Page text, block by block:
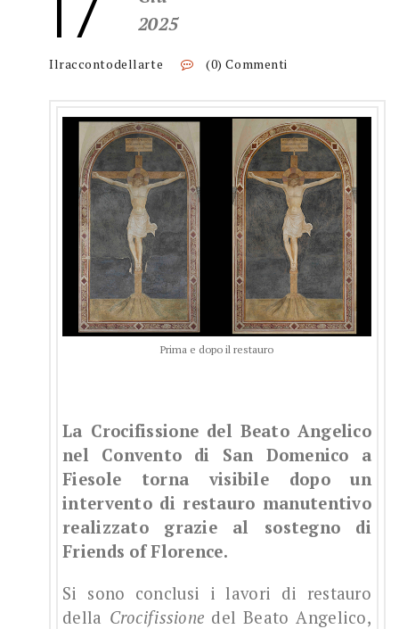
2025
Ilraccontodellarte (0) Commenti
Prima e dopo il restauro
La Crocifissione del Beato Angelico
nel Convento di San Domenico a
Fiesole torna visibile dopo un
intervento di restauro manutentivo
realizzato grazie al sostegno di
Friends of Florence.
Si sono conclusi i lavori di restauro
della Crocifissione del Beato Angelico,